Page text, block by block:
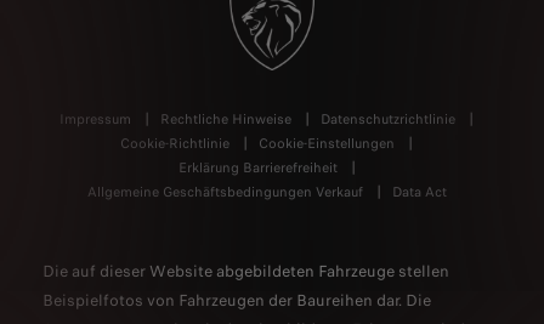
Impressum Rechtliche Hinweise
Datenschutzrichtlinie
Cookie-Richtlinie
Cookie-Einstellungen
Erklärung Barrierefreiheit
Allgemeine Geschäftsbedingungen Verkauf
Data Act
Die auf dieser Website abgebildeten Fahrzeuge stellen
Beispielfotos von Fahrzeugen der Baureihen dar. Die